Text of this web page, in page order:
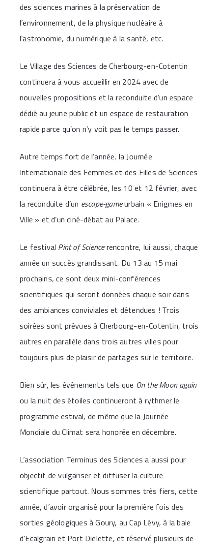
des sciences marines à la préservation de
l’environnement, de la physique nucléaire à
l’astronomie, du numérique à la santé, etc.
Le Village des Sciences de Cherbourg-en-Cotentin
continuera à vous accueillir en 2024 avec de
nouvelles propositions et la reconduite d’un espace
dédié au jeune public et un espace de restauration
rapide parce qu’on n’y voit pas le temps passer.
Autre temps fort de l’année, la Journée
Internationale des Femmes et des Filles de Sciences
continuera à être célébrée, les 10 et 12 février, avec
la reconduite d’un escape-gameurbain « Enigmes en
Ville » et d’un ciné-débat au Palace.
Le festival Pint of Sciencerencontre, lui aussi, chaque
année un succès grandissant. Du 13 au 15 mai
prochains, ce sont deux mini-conférences
scientifiques qui seront données chaque soir dans
des ambiances conviviales et détendues ! Trois
soirées sont prévues à Cherbourg-en-Cotentin, trois
autres en parallèle dans trois autres villes pour
toujours plus de plaisir de partages sur le territoire.
Bien sûr, les événements tels que On the Moon again
ou la nuit des étoiles continueront à rythmer le
programme estival, de même que la Journée
Mondiale du Climat sera honorée en décembre.
L’association Terminus des Sciences a aussi pour
objectif de vulgariser et diffuser la culture
scientifique partout. Nous sommes très fiers, cette
année, d’avoir organisé pour la première fois des
sorties géologiques à Goury, au Cap Lévy, à la baie
d’Ecalgrain et Port Dielette, et réservé plusieurs de